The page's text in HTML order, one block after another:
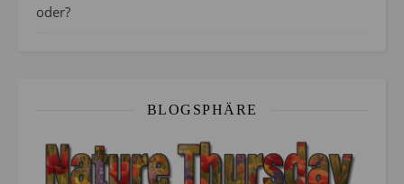
oder?
BLOGSPHÄRE